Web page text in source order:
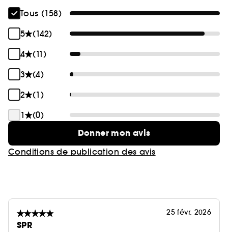
Tous (158)
5
(142)
4
(11)
3
(4)
2
(1)
1
(0)
Donner mon avis
Conditions de publication des avis
25 févr. 2026
SPR